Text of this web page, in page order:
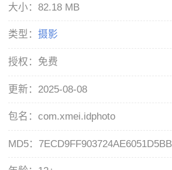
大小：82.18 MB
类型：摄影
授权： 免费
更新： 2025-08-08
包名：com.xmei.idphoto
MD5：